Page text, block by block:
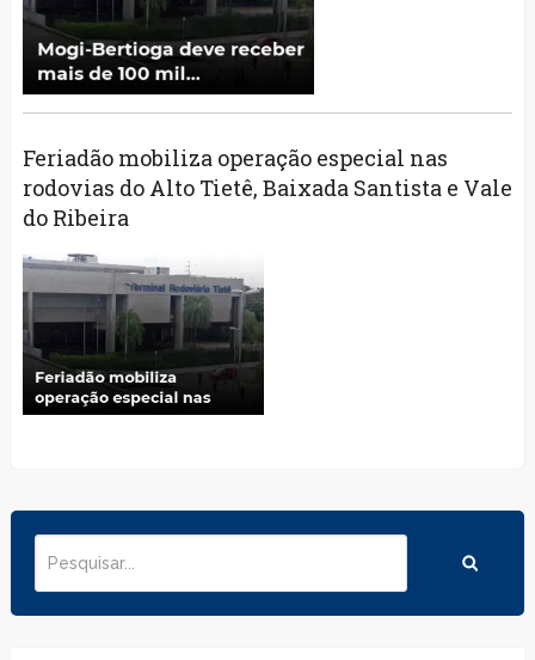
Feriadão mobiliza operação especial nas
rodovias do Alto Tietê, Baixada Santista e Vale
do Ribeira